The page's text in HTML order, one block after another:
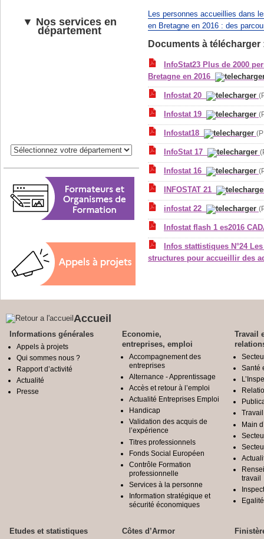
▼ Nos services en
département
Les personnes accueillies dans
en Bretagne en 2016 : des
Documents à télécharger
InfoStat23 Plus de 2000
Bretagne en 2016
Infostat 20
Infostat 19
Infostat18
InfoStat 17
Infostat 16
INFOSTAT 21
infostat 22
Infostat flash 1 es2016
Infos stattistiques N°24
structures pour accueillir des
Accueil
Informations générales
Appels à projets
Qui sommes nous ?
Rapport d’activité
Actualité
Presse
Economie,
entreprises, emploi
Accompagnement des
entreprises
Alternance - Apprentissage
Accès et retour à l’emploi
Actualité Entreprises Emploi
Handicap
Validation des acquis de
l’expérience
Titres professionnels
Fonds Social Européen
Contrôle Formation
professionnelle
Services à la personne
Information stratégique et
sécurité économiques
Travail
Santé
Main
travail
Etudes et statistiques Côtes d’Armor